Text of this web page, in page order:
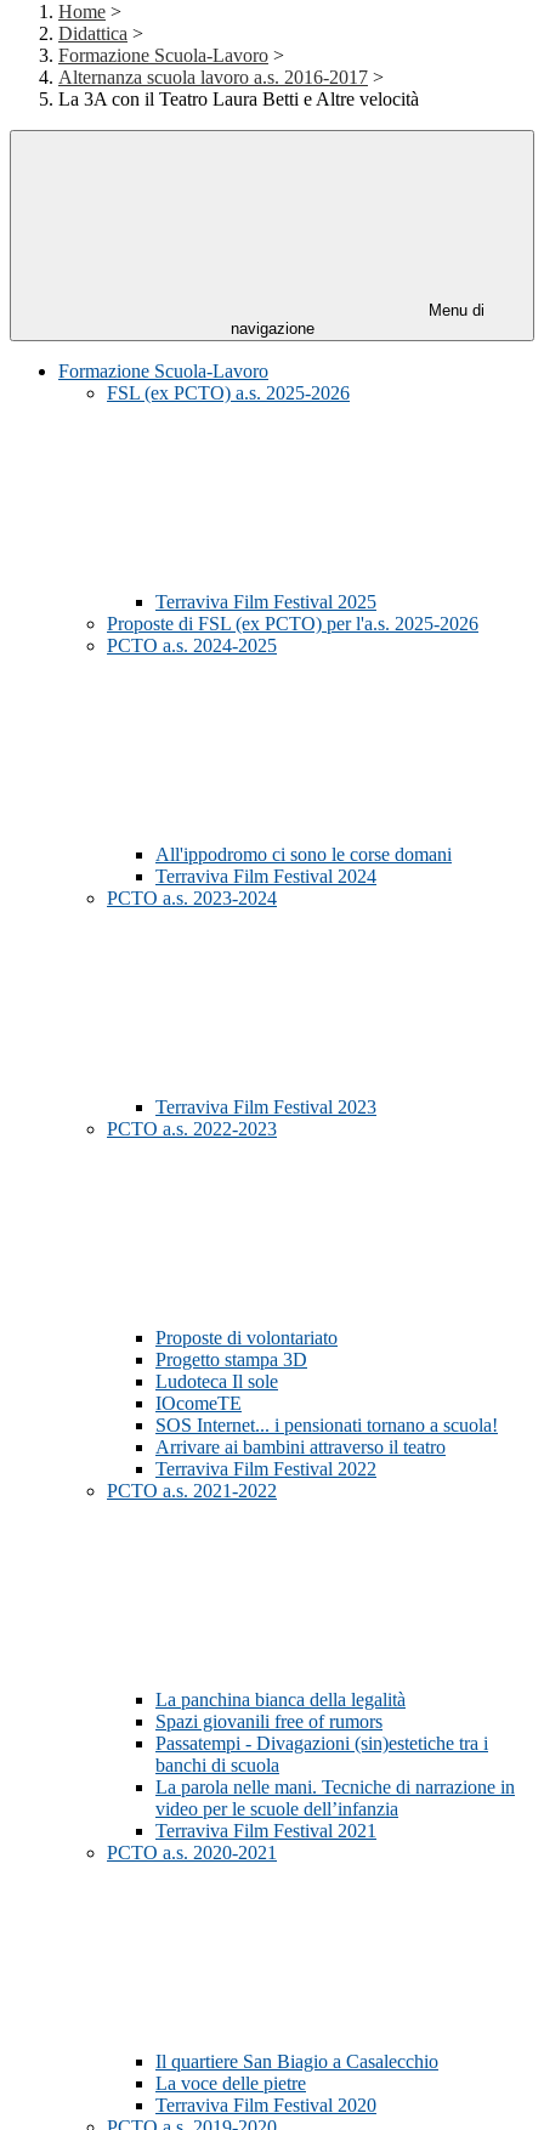
Home >
Didattica >
Formazione Scuola-Lavoro >
Alternanza scuola lavoro a.s. 2016-2017 >
La 3A con il Teatro Laura Betti e Altre velocità
Menu di
navigazione
Formazione Scuola-Lavoro
FSL (ex PCTO) a.s. 2025-2026
Terraviva Film Festival 2025
Proposte di FSL (ex PCTO) per l'a.s. 2025-2026
PCTO a.s. 2024-2025
All'ippodromo ci sono le corse domani
Terraviva Film Festival 2024
PCTO a.s. 2023-2024
Terraviva Film Festival 2023
PCTO a.s. 2022-2023
Proposte di volontariato
Progetto stampa 3D
Ludoteca Il sole
IOcomeTE
SOS Internet... i pensionati tornano a scuola!
Arrivare ai bambini attraverso il teatro
Terraviva Film Festival 2022
PCTO a.s. 2021-2022
La panchina bianca della legalità
Spazi giovanili free of rumors
Passatempi - Divagazioni (sin)estetiche tra i
banchi di scuola
La parola nelle mani. Tecniche di narrazione in
video per le scuole dell’infanzia
Terraviva Film Festival 2021
PCTO a.s. 2020-2021
Il quartiere San Biagio a Casalecchio
La voce delle pietre
Terraviva Film Festival 2020